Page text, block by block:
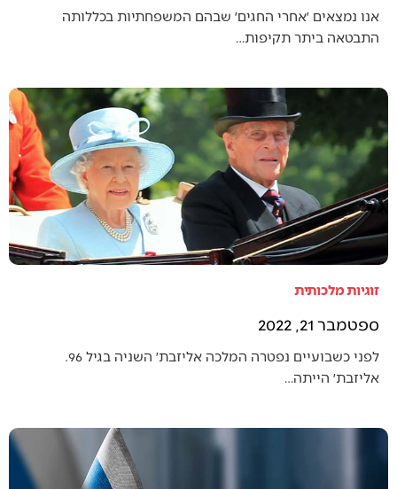
אנו נמצאים ׳אחרי החגים׳ שבהם המשפחתיות בכללותה
התבטאה ביתר תקיפות…
זוגיות מלכותית
ספטמבר 21, 2022
אליזבת׳ הייתה…